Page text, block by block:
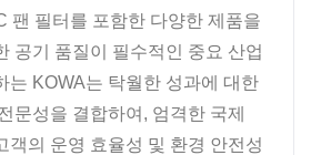
팬 필터를 포함한 다양한 제품을
공기 품질이 필수적인 중요 산업
는 KOWA는 탁월한 성과에 대한
문성을 결합하여, 엄격한 국제
객의 운영 효율성 및 환경 안전성